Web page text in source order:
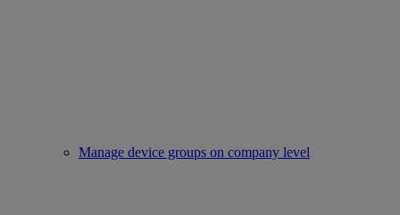
Manage device groups on company level